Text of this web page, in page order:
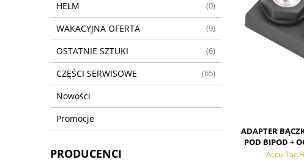
HEŁM (0)
WAKACYJNA OFERTA (9)
OSTATNIE SZTUKI (6)
CZĘŚCI SERWISOWE (65)
Nowości
Promocje
PRODUCENCI
ADAPTER
POD BIPOD +
Accu-Tac